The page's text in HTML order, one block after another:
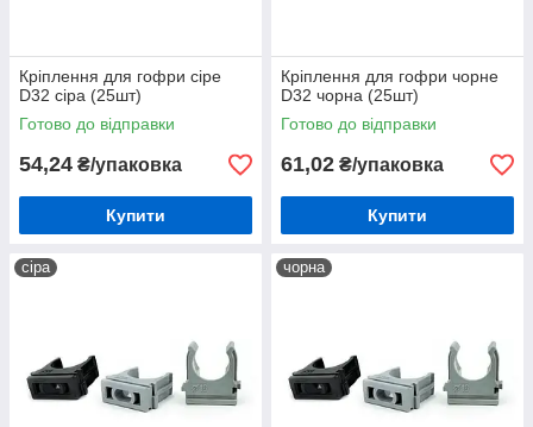
Кріплення для гофри сіре
D32 сіра (25шт)
Готово до відправки
54,24 ₴/упаковка
Купити
Кріплення для гофри чорне
D32 чорна (25шт)
Готово до відправки
61,02 ₴/упаковка
Купити
сіра чорна